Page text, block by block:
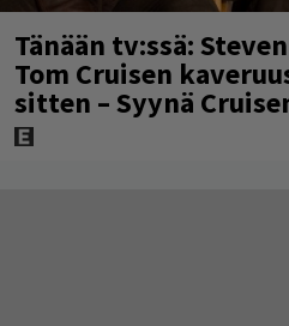
Tänään tv:ssä:
Tom Cruisen
sitten – Syynä